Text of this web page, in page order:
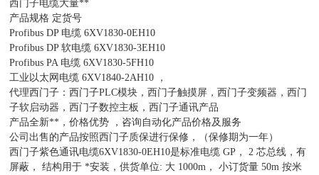
西门子电缆大量**
产品规格 定货号
Profibus DP 电缆 6XV1830-0EH10
Profibus DP 软电缆 6XV1830-3EH10
Profibus PA 电缆 6XV1830-5FH10
工业以太网电缆 6XV1840-2AH10 ，
代理西门子：西门子PLC模块，西门子触摸屏，西门子变频器，西门
子软启动器，西门子数控主板，西门子通讯产品
产品全新**，价格优势 ，咨询自动化产品价格及服务
公司出售的产品按照西门子质保进行保修，（保修期为一年）
西门子紫色通讯电缆6XV1830-0EH10是标准电缆 GP， 2 芯总线，有
屏蔽， 结构用于 *安装，供货单位: 大 1000m， 小订货量 50m 按米